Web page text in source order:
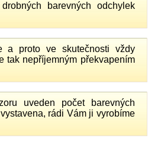
barevných odchylek
a proto ve skutečnosti vždy
tak nepříjemným překvapením
uveden počet barevných
rádi Vám ji vyrobíme